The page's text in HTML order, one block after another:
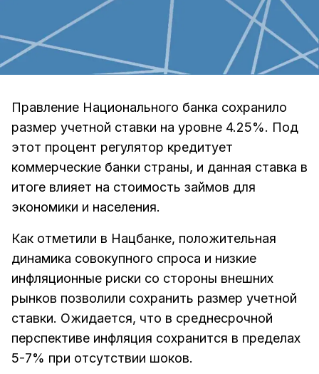
Правление Национального банка сохранило
размер учетной ставки на уровне 4.25%. Под
этот процент регулятор кредитует
коммерческие банки страны, и данная ставка в
итоге влияет на стоимость займов для
экономики и населения.
Как отметили в Нацбанке, положительная
динамика совокупного спроса и низкие
инфляционные риски со стороны внешних
рынков позволили сохранить размер учетной
ставки. Ожидается, что в среднесрочной
перспективе инфляция сохранится в пределах
5-7% при отсутствии шоков.